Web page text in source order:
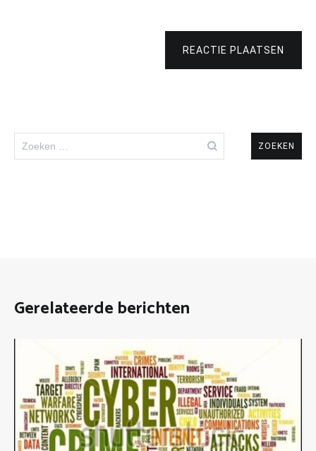
REACTIE PLAATSEN
naar:
Gerelateerde berichten